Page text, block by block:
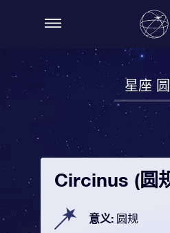
星座
Circinus (圆
意义: 圆规